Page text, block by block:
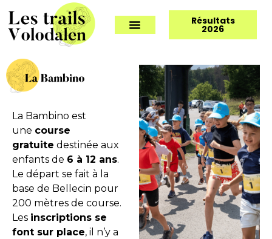
Résultats
2026
La Bambino est
une course
gratuite destinée aux
enfants de 6 à 12 ans.
Le départ se fait à la
base de Bellecin pour
200 mètres de course.
Les inscriptions se
font sur place, il n’y a